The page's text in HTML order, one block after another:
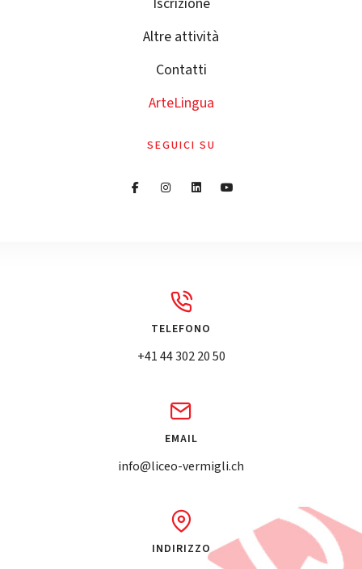
Altre attività
Contatti
ArteLingua
SEGUICI SU
TELEFONO
+41 44 302 20 50
EMAIL
info@liceo-vermigli.ch
INDIRIZZO